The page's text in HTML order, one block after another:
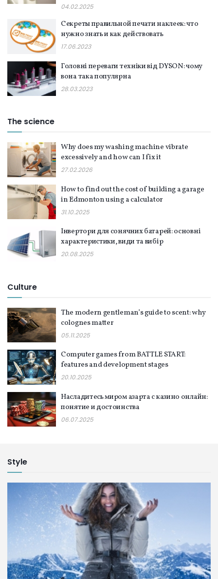
04.02.2025
Секреты правильной печати наклеек: что
нужно знать и как действовать
17.06.2023
Головні переваги техніки від DYSON: чому
вона така популярна
28.03.2023
The science
Why does my washing machine vibrate
excessively and how can I fix it
27.02.2026
How to find out the cost of building a garage
in Edmonton using a calculator
31.10.2025
Інвертори для сонячних батарей: основні
характеристики, види та вибір
20.08.2025
Culture
The modern gentleman’s guide to scent: why
colognes matter
05.11.2025
Computer games from BATTLE START:
features and development stages
20.10.2025
Насладитесь миром азарта с казино онлайн:
понятие и достоинства
06.07.2025
Style